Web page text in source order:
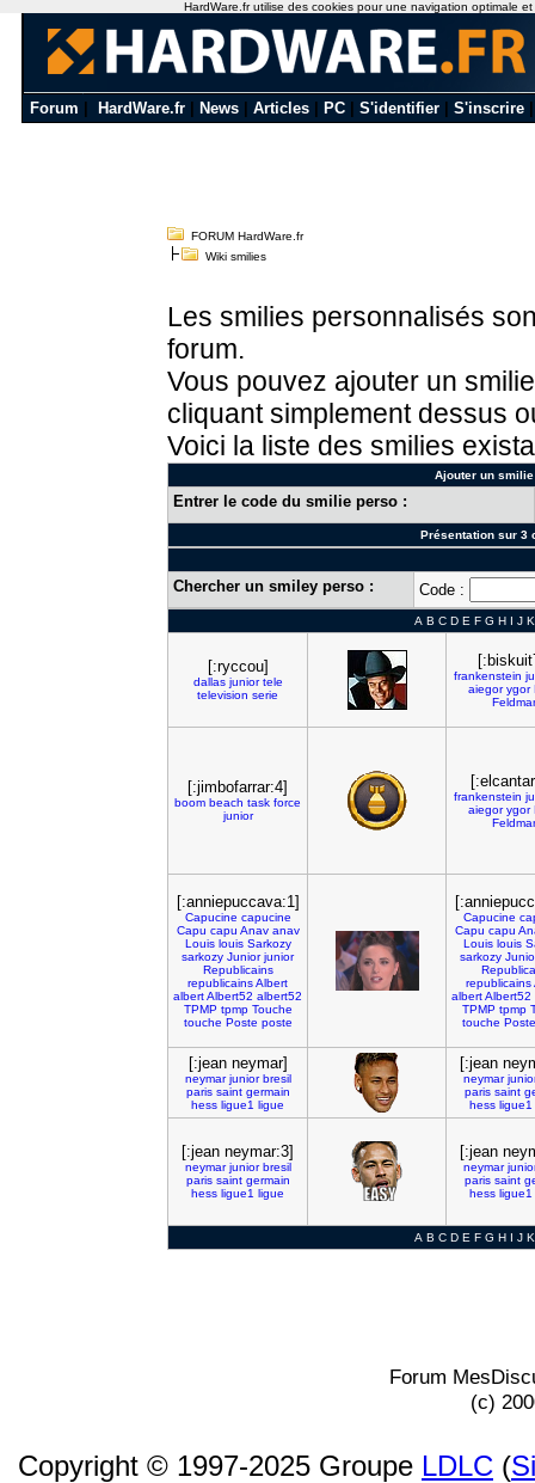
Forum HardWare.fr News Articles PC S'identifier S'inscrire
FORUM HardWare.fr
Wiki smilies
Les smilies personnalisés
forum.
Vous pouvez ajouter un
cliquant simplement dessus
Voici la liste des smilies
Ajouter un
Entrer le code du smilie perso :
Présentation sur 3
Chercher un smiley perso : Code :
A B C D E F G H I J K
[:ryccou]
dallas junior tele
television serie
frankenstein
aiegor ygor
[:jimbofarrar:4]
boom beach task force
junior
frankenstein
aiegor ygor
[:anniepuccava:1]
Capucine capucine
Capu capu Anav anav
Louis louis Sarkozy
sarkozy Junior junior
Republicains
republicainsAlbert
albertAlbert52 albert52
TPMP tpmp Touche
touche Poste poste
Capucine
Capu capu
Louis louis
sarkozy
republicains
albertAlbert52
TPMP tpmp
touche Poste
[:jean neymar]
neymar junior bresil
paris saint germain
hess ligue1 ligue
[:jean
neymar
paris saint
hess ligue1
[:jean neymar:3]
neymar junior bresil
paris saint germain
hess ligue1 ligue
[:jean
neymar
paris saint
hess ligue1
A B C D E F G H I J K
Forum
(c)
Copyright © 1997-2025 Groupe LDLC (
HardWare.fr utilise des cookies pour une navigation optimale